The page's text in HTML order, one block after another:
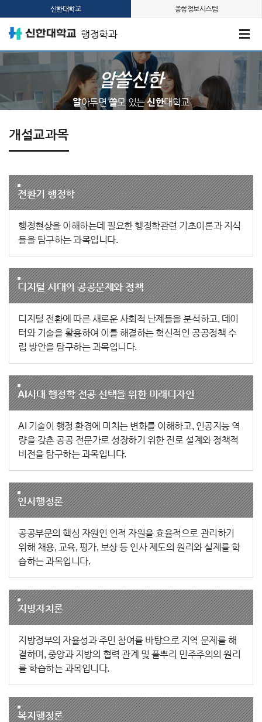
신한대학교 종합정보시스템
행정학과
알쓸신한
알아두면쓸모 있는신한대학교
개설교과목
전환기 행정학
행정현상을 이해하는데 필요한 행정학관련 기초이론과 지식
들을 탐구하는 과목입니다.
디지털 시대의 공공문제와 정책
디지털 전환에 따른 새로운 사회적 난제들을 분석하고, 데이
터와 기술을 활용하여 이를 해결하는 혁신적인 공공정책 수
립 방안을 탐구하는 과목입니다.
AI시대 행정학 전공 선택을 위한 미래디자인
AI 기술이 행정 환경에 미치는 변화를 이해하고, 인공지능 역
량을 갖춘 공공 전문가로 성장하기 위한 진로 설계와 정책적
비전을 탐구하는 과목입니다.
인사행정론
공공부문의 핵심 자원인 인적 자원을 효율적으로 관리하기
위해 채용, 교육, 평가, 보상 등 인사 제도의 원리와 실제를 학
습하는 과목입니다.
지방자치론
지방정부의 자율성과 주민 참여를 바탕으로 지역 문제를 해
결하며, 중앙과 지방의 협력 관계 및 풀뿌리 민주주의의 원리
를 학습하는 과목입니다.
복지행정론